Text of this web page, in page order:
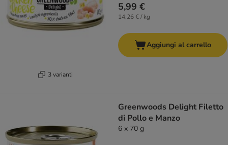
3 varianti
5,99 €
14,26 € / kg
Aggiungi al carrello
Greenwoods Delight Filetto
di Pollo e Manzo
6 x 70 g